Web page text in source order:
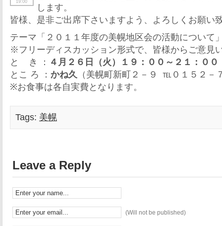
19:00
します。
皆様、是非ご出席下さいますよう、よろしくお願い
テーマ「２０１１年度の美幌地区会の活動について
※フリーディスカッション形式で、皆様からご意見
と き ： ４月２６日（火）１９：００～２１：００
とこ ろ ： かね久 （美幌町新町２－９ ℡０１５２－
※お食事は各自実費となります。
Tags: 美幌
Leave a Reply
(Will not be published)